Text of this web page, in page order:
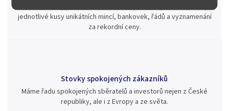
jednotlivé kusy unikátních mincí, bankovek, řádů a vyznamenání
za rekordní ceny.
Stovky spokojených zákazníků
Máme řadu spokojených sběratelů a investorů nejen z České
republiky, ale i z Evropy a ze světa.